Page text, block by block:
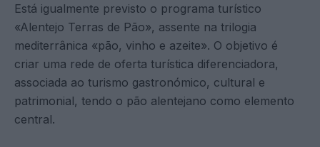
Está igualmente previsto o programa turístico
«Alentejo Terras de Pão», assente na trilogia
mediterrânica «pão, vinho e azeite». O objetivo é
criar uma rede de oferta turística diferenciadora,
associada ao turismo gastronómico, cultural e
patrimonial, tendo o pão alentejano como elemento
central.